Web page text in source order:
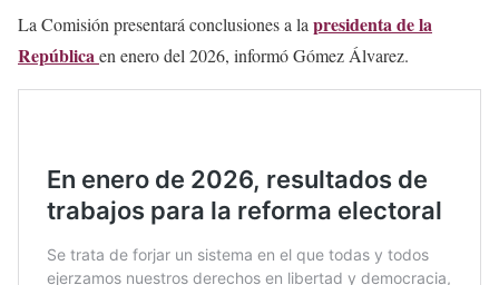
La Comisión presentará conclusiones a la presidenta de la
República en enero del 2026, informó Gómez Álvarez.